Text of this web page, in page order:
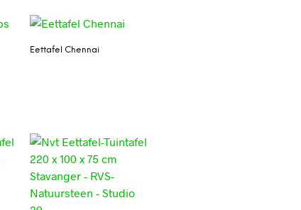
Eettafel Chennai